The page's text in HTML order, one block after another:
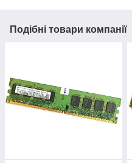
Подібні товари компанії